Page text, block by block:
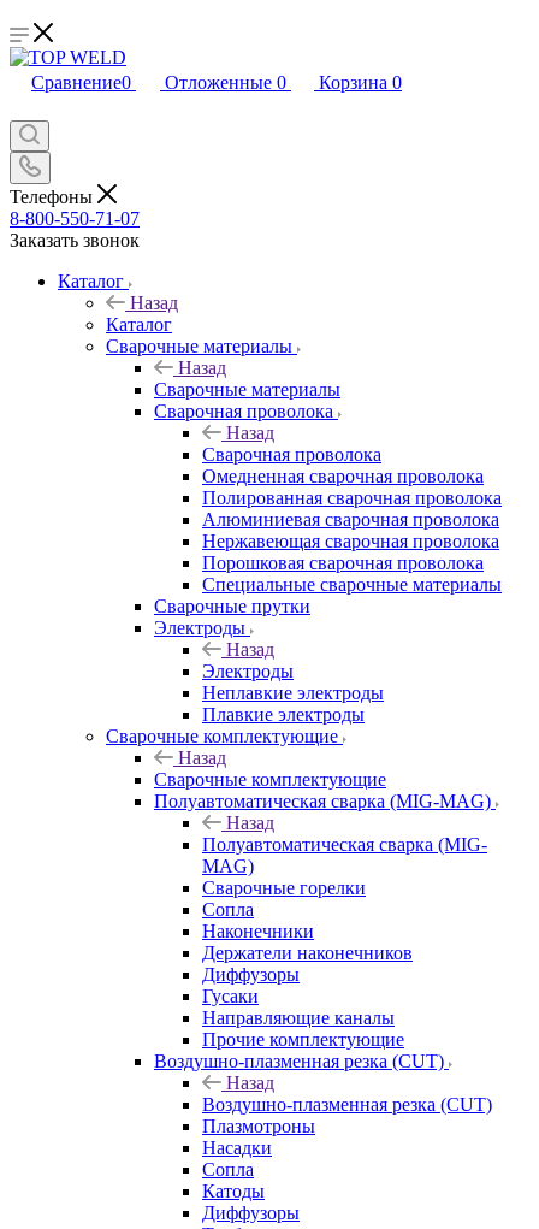
Сравнение0 Отложенные 0 Корзина 0
Телефоны
8-800-550-71-07
Заказать звонок
Каталог
Назад
Каталог
Сварочные материалы
Назад
Сварочные материалы
Сварочная проволока
Назад
Сварочная проволока
Омедненная сварочная проволока
Полированная сварочная проволока
Алюминиевая сварочная проволока
Нержавеющая сварочная проволока
Порошковая сварочная проволока
Специальные сварочные материалы
Сварочные прутки
Электроды
Назад
Электроды
Неплавкие электроды
Плавкие электроды
Сварочные комплектующие
Назад
Сварочные комплектующие
Полуавтоматическая сварка (MIG-MAG)
Назад
Полуавтоматическая сварка (MIG-
MAG)
Сварочные горелки
Сопла
Наконечники
Держатели наконечников
Диффузоры
Гусаки
Направляющие каналы
Прочие комплектующие
Воздушно-плазменная резка (CUT)
Назад
Воздушно-плазменная резка (CUT)
Плазмотроны
Насадки
Сопла
Катоды
Диффузоры